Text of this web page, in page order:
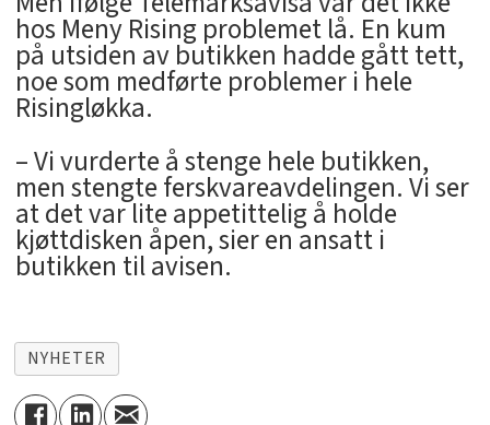
hos Meny Rising problemet lå. En kum
på utsiden av butikken hadde gått tett,
noe som medførte problemer i hele
Risingløkka.
– Vi vurderte å stenge hele butikken,
men stengte ferskvareavdelingen. Vi ser
at det var lite appetittelig å holde
kjøttdisken åpen, sier en ansatt i
butikken til avisen.
NYHETER